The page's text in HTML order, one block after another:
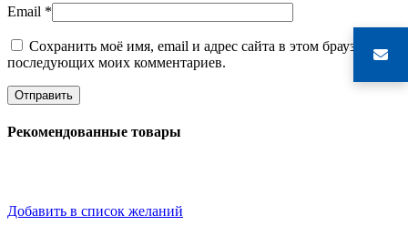
Email *
Сохранить моё имя, email и адрес сайта в этом браузере для
последующих моих комментариев.
Рекомендованные товары
Добавить в список желаний